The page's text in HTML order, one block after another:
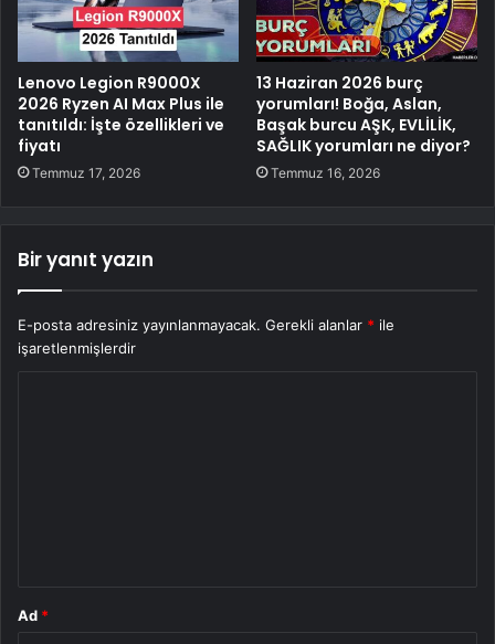
Lenovo Legion R9000X
2026 Ryzen AI Max Plus ile
tanıtıldı: İşte özellikleri ve
fiyatı
Temmuz 17, 2026
13 Haziran 2026 burç
yorumları! Boğa, Aslan,
Başak burcu AŞK, EVLİLİK,
SAĞLIK yorumları ne diyor?
Temmuz 16, 2026
Bir yanıt yazın
E-posta adresiniz yayınlanmayacak. Gerekli alanlar * ile
işaretlenmişlerdir
Ad *